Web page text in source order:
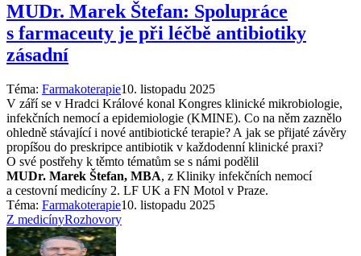
MUDr. Marek Štefan: Spolupráce
s farmaceuty je při léčbě antibiotiky
zásadní
Téma: Farmakoterapie10. listopadu 2025
V září se v Hradci Králové konal Kongres klinické mikrobiologie,
infekčních nemocí a epidemiologie (KMINE). Co na něm zaznělo
ohledně stávající i nové antibiotické terapie? A jak se přijaté závěry
propíšou do preskripce antibiotik v každodenní klinické praxi?
O své postřehy k těmto tématům se s námi podělil
MUDr. Marek Štefan, MBA, z Kliniky infekčních nemocí
a cestovní medicíny 2. LF UK a FN Motol v Praze.
Téma: Farmakoterapie10. listopadu 2025
Z medicínyRozhovory